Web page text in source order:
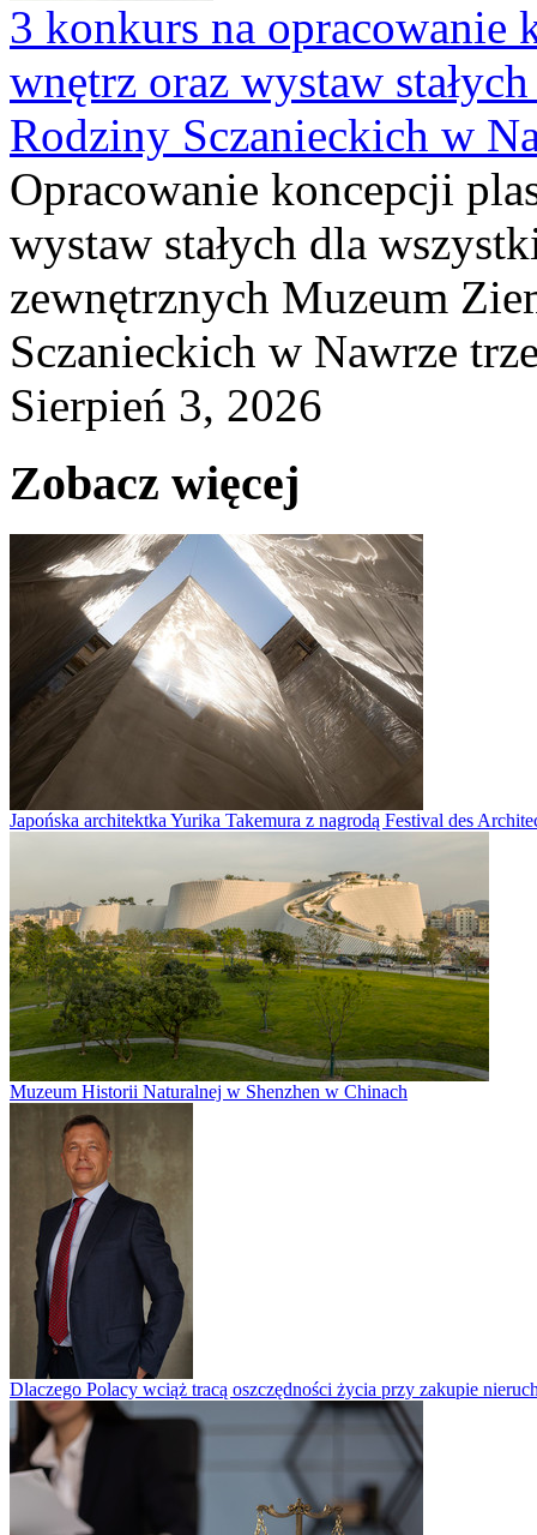
3 konkurs na opracowanie
wnętrz oraz wystaw
Rodziny Sczanieckich w
Opracowanie koncepcji
wystaw stałych dla
zewnętrznych Muzeum
Sczanieckich w Nawrze
Sierpień 3, 2026
Zobacz więcej
Japońska architektka Yurika Takemura z nagrodą Festival des
Muzeum Historii Naturalnej w Shenzhen w Chinach
Dlaczego Polacy wciąż tracą oszczędności życia przy zakupie